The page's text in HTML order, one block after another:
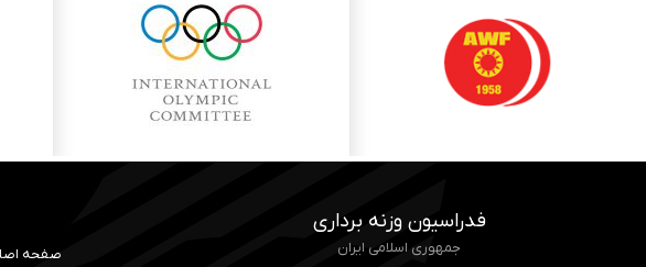
فدراسیون وزنه برداری
جمهوری اسلامی ایران صفحه